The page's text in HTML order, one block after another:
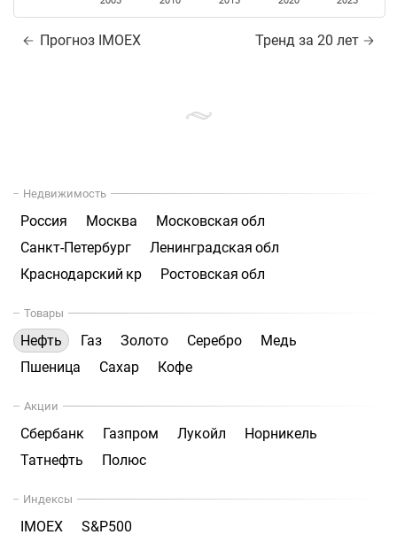
Прогноз IMOEX Тренд за 20 лет
Недвижимость
Россия Москва
Московская обл
Санкт-Петербург
Ленинградская обл
Краснодарский кр
Ростовская обл
Товары
Нефть Газ Золото Серебро
Медь
Пшеница
Сахар Кофе
Акции
Сбербанк Газпром Лукойл
Норникель
Татнефть
Полюс
Индексы
IMOEX S&P500